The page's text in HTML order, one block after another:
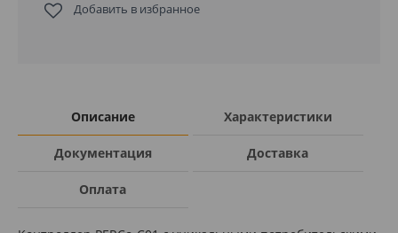
Добавить в избранное
Описание Характеристики
Документация Доставка
Оплата